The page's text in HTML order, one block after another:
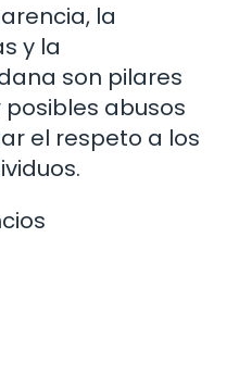
la
y la
son pilares
abusos
el respeto a los